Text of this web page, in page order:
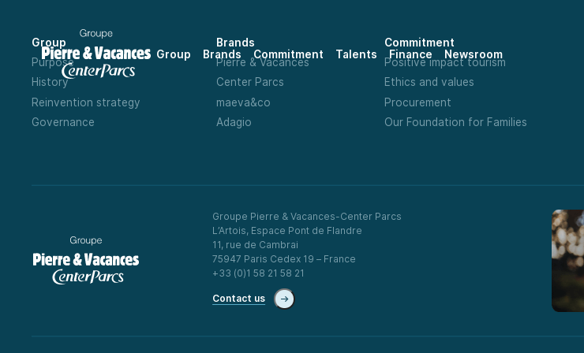
Group Brands Commitment Talents Finance Newsroom
Group
Purpose
History
Reinvention strategy
Governance
Brands
Pierre & Vacances
Center Parcs
maeva&co
Adagio
Commitment
Positive impact tourism
Ethics and values
Procurement
Our Foundation for Families
Groupe Pierre & Vacances-Center Parcs
L’Artois, Espace Pont de Flandre
11, rue de Cambrai
75947 Paris Cedex 19 – France
+33 (0)1 58 21 58 21
Contact us